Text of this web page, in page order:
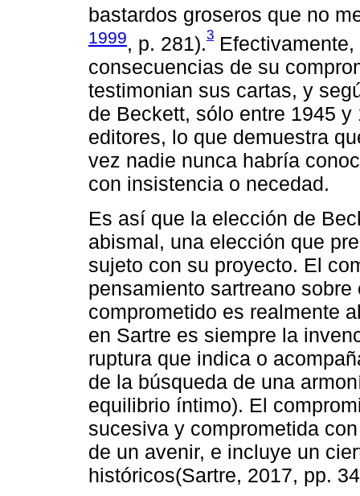
bastardos groseros que no
1999, p. 281).3
consecuencias de su
testimonian sus cartas, y
de Beckett, sólo entre 1945
editores, lo que demuestra
vez nadie nunca habría
con insistencia o necedad.
Es así que la elección de
abismal, una elección que
sujeto con su proyecto. El
pensamiento sartreano
comprometido es realmente
en Sartre es siempre la
ruptura que indica o
de la búsqueda de una
equilibrio íntimo). El
sucesiva y comprometida
de un avenir, e incluye un
históricos(Sartre, 2017, pp.